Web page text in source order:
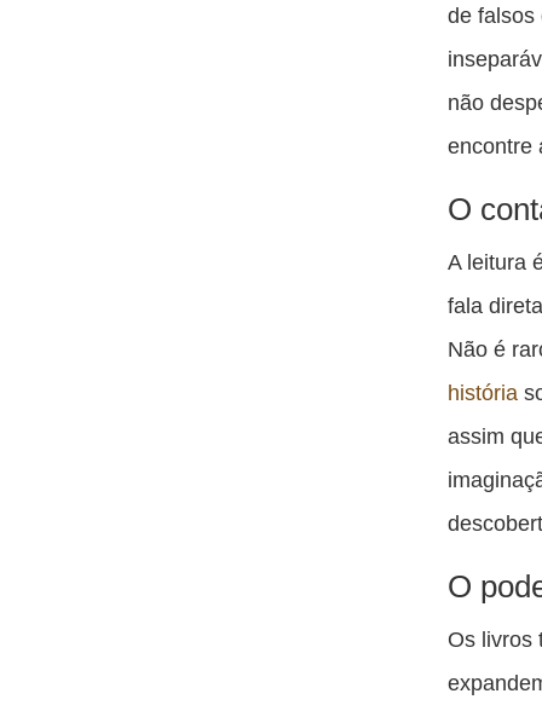
de falsos
não
encontre
O
A leitura
fala
Não é
história
assim
O
Os livros